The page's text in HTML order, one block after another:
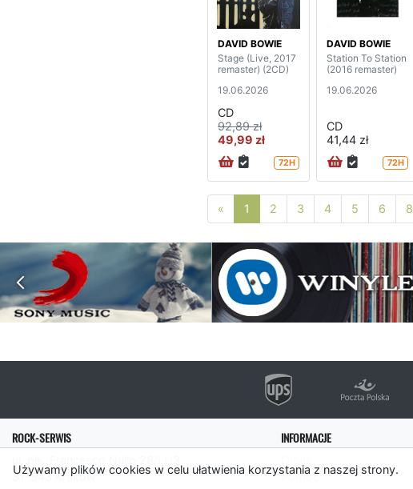
Używamy plików cookies w celu ułatwienia korzystania z naszej strony.
DAVID BOWIE
Stage (Live, 2017
remaster) (2CD)
19.06.2026
CD
92,89 zł
49,99 zł
72H
DAVID BOWIE
Station To Station
(2016 remaster)
19.06.2026
CD
41,44 zł
72H
« Poprzednia strona
1 2 3 4 5 6 8
ROCK-SERWIS
31-543 Kraków
INFORMACJE
Pomoc